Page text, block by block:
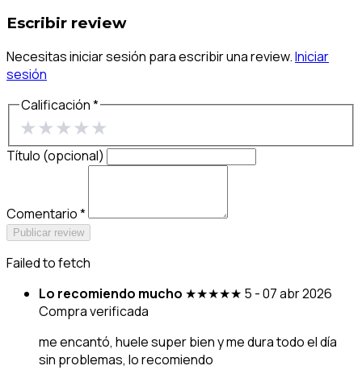
Escribir review
Necesitas iniciar sesión para escribir una review.Iniciar
sesión
Calificación *
★★★★★
Título (opcional)
Comentario *
Publicar review
Failed to fetch
Lo recomiendo mucho ★★★★★ 5 - 07 abr 2026
Compra verificada
me encantó, huele super bien y me dura todo el día
sin problemas, lo recomiendo